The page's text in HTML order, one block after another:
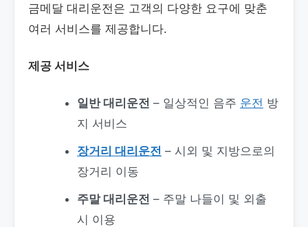
금메달 대리운전은 고객의 다양한 요구에 맞춘
여러 서비스를 제공합니다.
제공 서비스
일반 대리운전 – 일상적인 음주 운전 방
지 서비스
장거리 대리운전 – 시외 및 지방으로의
장거리 이동
주말 대리운전 – 주말 나들이 및 외출
시 이용